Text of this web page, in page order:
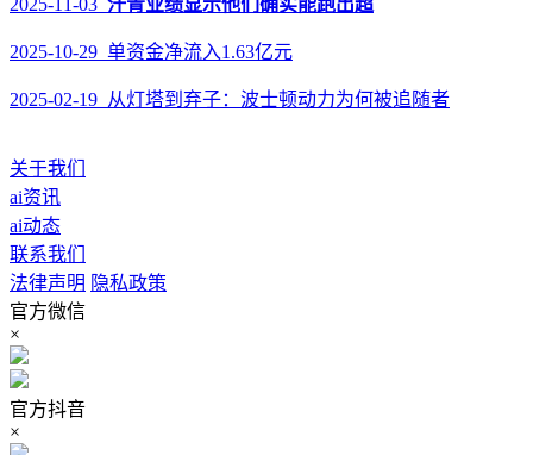
2025-11-03 汗青业绩显示他们确实能跑出超
2025-10-29 单资金净流入1.63亿元
2025-02-19 从灯塔到弃子：波士顿动力为何被追随者
关于我们
ai资讯
ai动态
联系我们
法律声明 隐私政策
官方微信
×
官方抖音
×